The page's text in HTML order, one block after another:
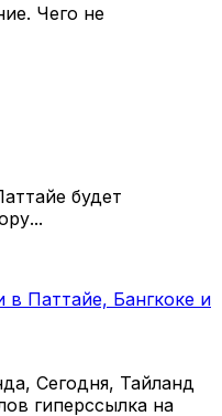
Чего не
будет
Паттайе, Бангкоке и
Сегодня, Тайланд
гиперссылка на